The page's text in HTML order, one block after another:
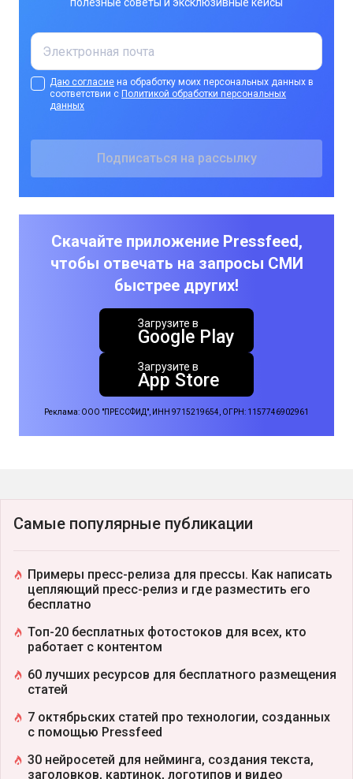
Даю согласие на обработку моих персональных данных в
соответствии с Политикой обработки персональных
данных
Скачайте приложение Pressfeed,
чтобы отвечать на запросы СМИ
быстрее других!
Загрузите в
Google Play
Загрузите в
App Store
Реклама: ООО "ПРЕССФИД", ИНН 9715219654, ОГРН: 1157746902961
Самые популярные публикации
Примеры пресс-релиза для прессы. Как написать
цепляющий пресс-релиз и где разместить его
бесплатно
Топ-20 бесплатных фотостоков для всех, кто
работает с контентом
60 лучших ресурсов для бесплатного размещения
статей
7 октябрьских статей про технологии, созданных
с помощью Pressfeed
30 нейросетей для нейминга, создания текста,
заголовков, картинок, логотипов и видео